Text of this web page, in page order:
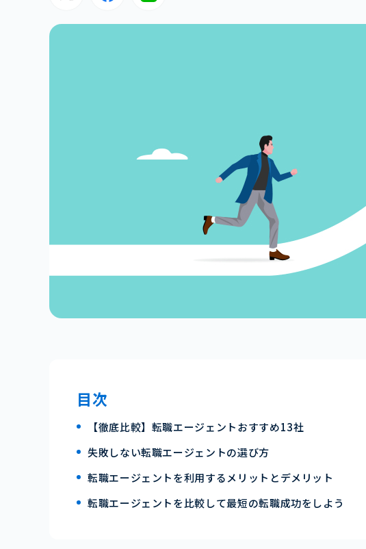
目次
【徹底比較】転職エージェントおすすめ13社
失敗しない転職エージェントの選び方
転職エージェントを利用するメリットとデメリット
転職エージェントを比較して最短の転職成功をしよう